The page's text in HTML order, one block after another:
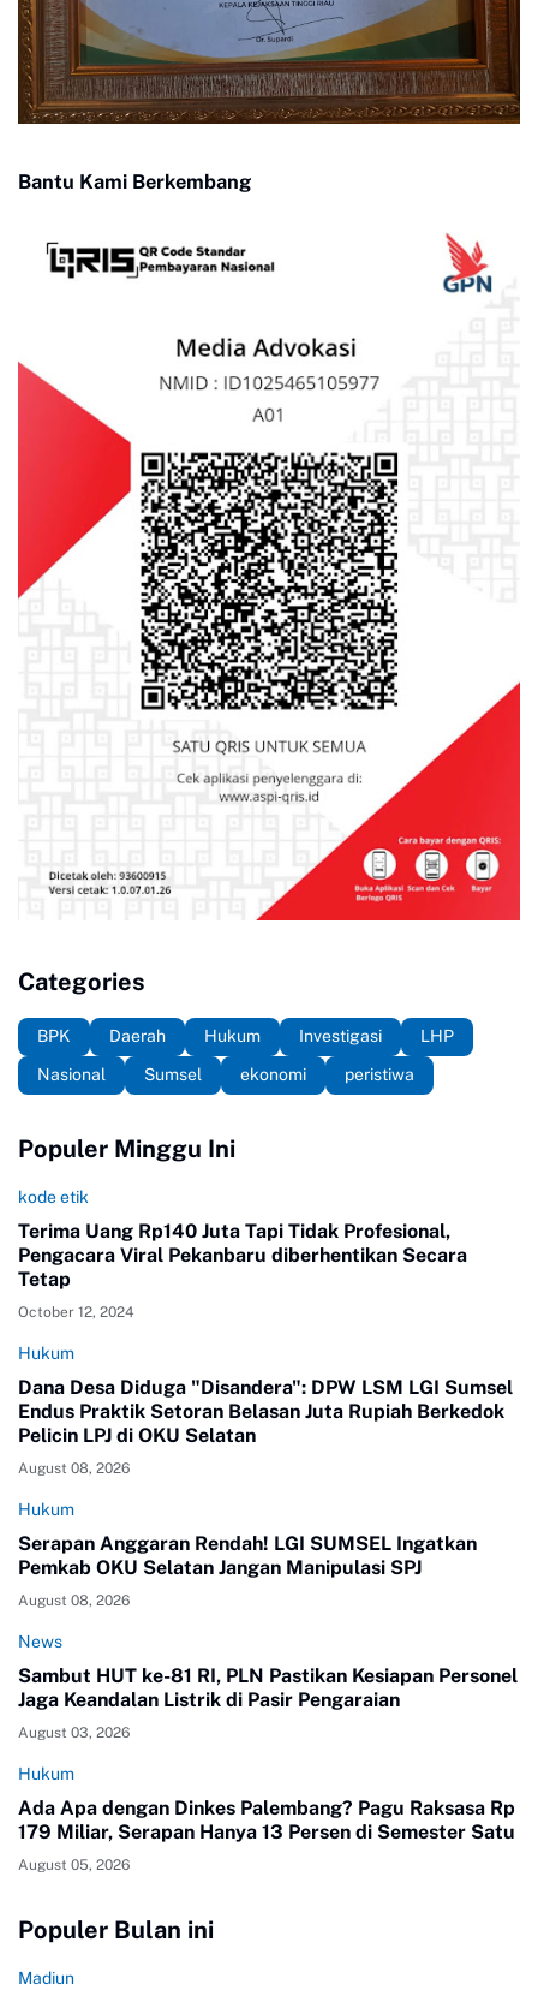
Bantu Kami Berkembang
Categories
BPK Daerah Hukum Investigasi
LHP
Nasional
Sumsel ekonomi peristiwa
Populer Minggu Ini
kode etik
Terima Uang Rp140 Juta Tapi Tidak Profesional,
Pengacara Viral Pekanbaru diberhentikan Secara
Tetap
October 12, 2024
Hukum
Dana Desa Diduga "Disandera": DPW LSM LGI Sumsel
Endus Praktik Setoran Belasan Juta Rupiah Berkedok
Pelicin LPJ di OKU Selatan
August 08, 2026
Hukum
Serapan Anggaran Rendah! LGI SUMSEL Ingatkan
Pemkab OKU Selatan Jangan Manipulasi SPJ
August 08, 2026
News
Sambut HUT ke-81 RI, PLN Pastikan Kesiapan Personel
Jaga Keandalan Listrik di Pasir Pengaraian
August 03, 2026
Hukum
Ada Apa dengan Dinkes Palembang? Pagu Raksasa Rp
179 Miliar, Serapan Hanya 13 Persen di Semester Satu
August 05, 2026
Populer Bulan ini
Madiun